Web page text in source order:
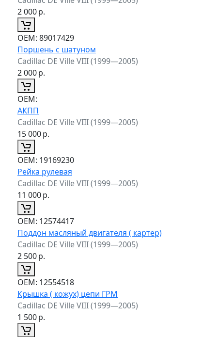
2 000р.
ОЕМ: 89017429
Поршень с шатуном
Cadillac DE Ville VIII (1999—2005)
2 000р.
ОЕМ:
АКПП
Cadillac DE Ville VIII (1999—2005)
15 000р.
ОЕМ: 19169230
Рейка рулевая
Cadillac DE Ville VIII (1999—2005)
11 000р.
ОЕМ: 12574417
Поддон масляный двигателя ( картер)
Cadillac DE Ville VIII (1999—2005)
2 500р.
ОЕМ: 12554518
Крышка ( кожух) цепи ГРМ
Cadillac DE Ville VIII (1999—2005)
1 500р.